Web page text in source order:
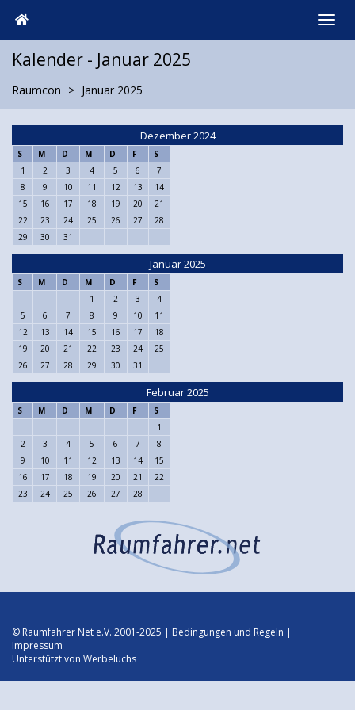
Kalender - Januar 2025
Raumcon Januar 2025
Dezember 2024
S M D M D F
S
1
2 3 4 5 6
7
8
9 10 11 12 13
14
15
16 17 18 19 20
21
22
23 24 25 26 27
28
29
30 31
Januar 2025
S M D M D F
S
1
2 3
4
5
6 7 8 9 10
11
12
13 14 15 16 17
18
19
20 21 22 23 24
25
26
27 28 29 30 31
Februar 2025
S M D M D F
S
1
2
3 4 5 6 7
8
9
10 11 12 13 14
15
16
17 18 19 20 21
22
23
24 25 26 27 28
© Raumfahrer Net e.V. 2001-2025 | Bedingungen und Regeln |
Impressum
Unterstützt von Werbeluchs